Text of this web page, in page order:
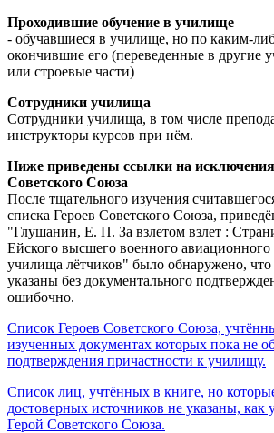
Проходившие обучение в училище
- обучавшиеся в училище, но по каким-
окончившие его (переведенные в другие
или строевые части)
Сотрудники училища
Сотрудники училища, в том числе
инструкторы курсов при нём.
Ниже приведены ссылки на исключения
Советского Союза
После тщательного изучения
списка Героев Советского Союза,
"Глушанин, Е. П. За взлетом взлет :
Ейского высшего военного
училища лётчиков" было обнаружено,
указаны без документального
ошибочно.
Список Героев Советского Союза,
изученных документах которых пока не
подтверждения причастности к училищу.
Список лиц, учтённых в книге, но
достоверных источников не указаны, как
Герой Советского Союза.